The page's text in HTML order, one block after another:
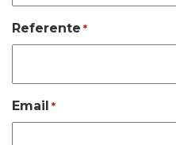
Referente *
Email *